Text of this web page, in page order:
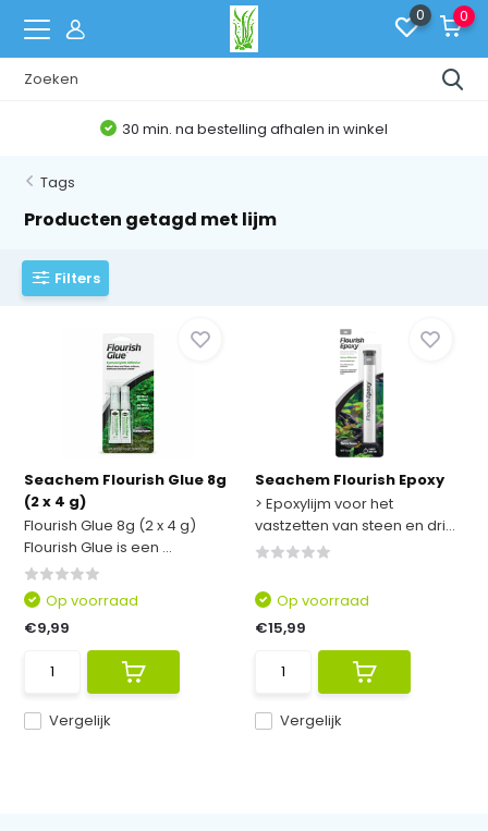
0 0
30 min. na bestelling afhalen in winkel
Tags
Producten getagd met lijm
Filters
Seachem Flourish Glue 8g
(2 x 4 g)
Flourish Glue 8g (2 x 4 g)
Flourish Glue is een ...
Vergelijk
Op voorraad
€9,99
Seachem Flourish Epoxy
> Epoxylijm voor het
vastzetten van steen en dri...
Vergelijk
Op voorraad
€15,99